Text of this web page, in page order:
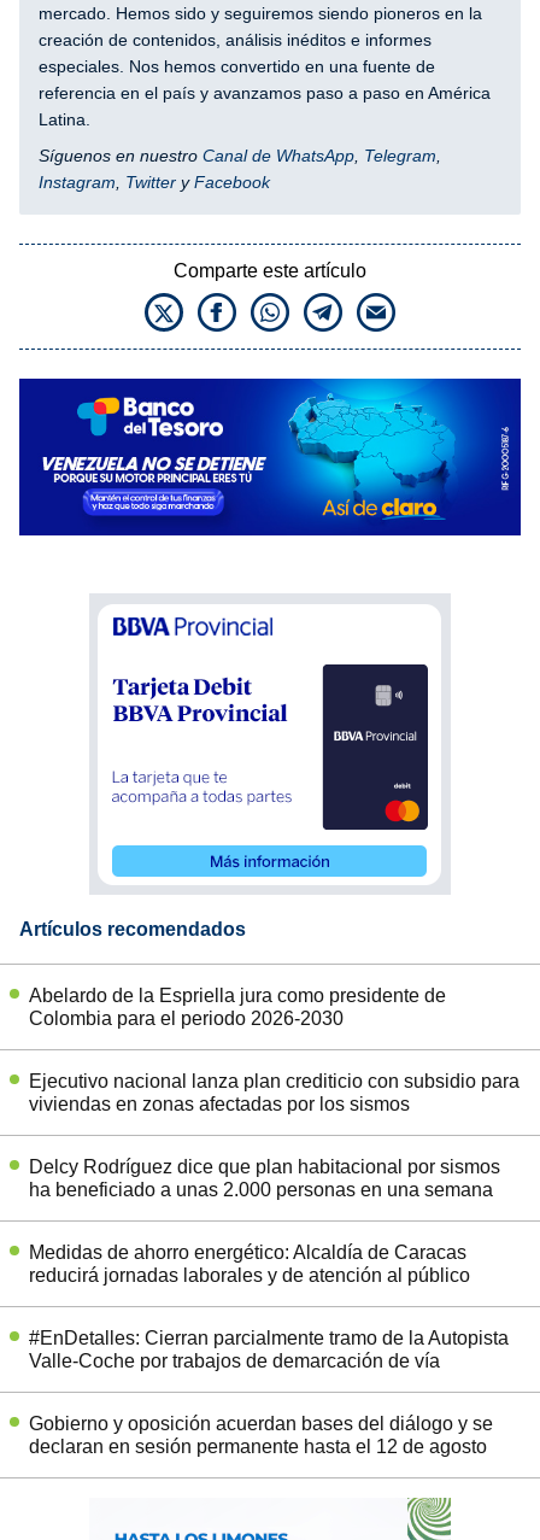
mercado. Hemos sido y seguiremos siendo pioneros en la
creación de contenidos, análisis inéditos e informes
especiales. Nos hemos convertido en una fuente de
referencia en el país y avanzamos paso a paso en América
Latina.
Síguenos en nuestro Canal de WhatsApp Telegram
Instagram
Twitter yFacebook
Comparte este artículo
Artículos recomendados
Abelardo de la Espriella jura como presidente de
Colombia para el periodo 2026-2030
Ejecutivo nacional lanza plan crediticio con subsidio para
viviendas en zonas afectadas por los sismos
Delcy Rodríguez dice que plan habitacional por sismos
ha beneficiado a unas 2.000 personas en una semana
Medidas de ahorro energético: Alcaldía de Caracas
reducirá jornadas laborales y de atención al público
#EnDetalles: Cierran parcialmente tramo de la Autopista
Valle-Coche por trabajos de demarcación de vía
Gobierno y oposición acuerdan bases del diálogo y se
declaran en sesión permanente hasta el 12 de agosto